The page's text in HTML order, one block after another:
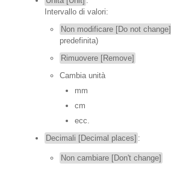
Intervallo di valori:
Non modificare [Do not change]
predefinita)
Rimuovere [Remove]
Cambia unità
mm
cm
ecc.
Decimali [Decimal places] :
Non cambiare [Don't change]